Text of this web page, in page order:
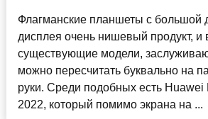
Флагманские планшеты с большой
дисплея очень нишевый продукт, и
существующие модели,
можно пересчитать буквально на
руки. Среди подобных есть Huawei
2022, который помимо экрана на ...